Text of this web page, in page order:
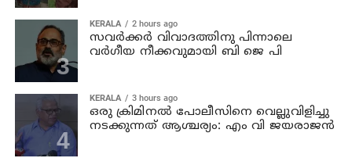
KERALA 2 hours ago
സവര്‍ക്കര്‍ വിവാദത്തിനു പിന്നാലെ
വര്‍ഗീയ നീക്കവുമായി ബി ജെ പി
KERALA 3 hours ago
ഒരു ക്രിമിനല്‍ പോലീസിനെ വെല്ലുവിളിച്ചു
നടക്കുന്നത് ആശ്ചര്യം: എം വി ജയരാജന്‍